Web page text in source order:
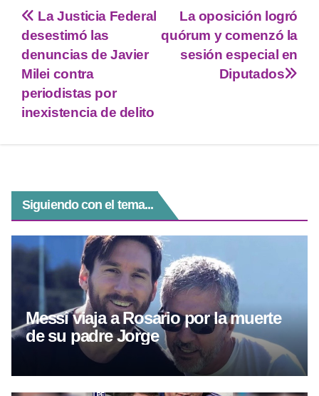
tt
er
at
s
A
p
p
e
gr
a
ss
n
e
La oposición logró
quórum y comenzó la
sesión especial en
Diputados
La Justicia Federal
desestimó las
denuncias de Javier
Milei contra
periodistas por
inexistencia de delito
Siguiendo con el tema...
Messi viaja a Rosario por la muerte
de su padre Jorge